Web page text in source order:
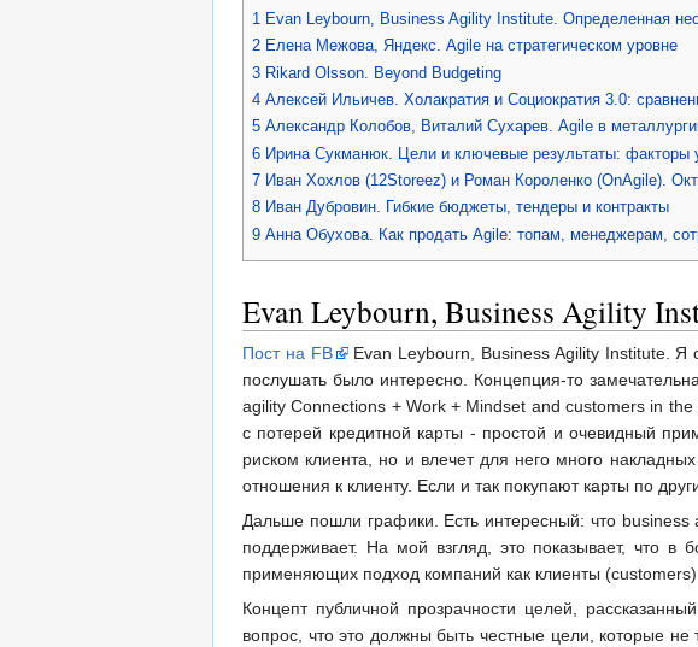
1 Evan Leybourn, Business Agility Institute. Определенная
2 Елена Межова, Яндекс. Agile на стратегическом уровне
3 Rikard Olsson. Beyond Budgeting
4 Алексей Ильичев. Холакратия и Социократия 3.0:
5 Александр Колобов, Виталий Сухарев. Agile в
6 Ирина Сукманюк. Цели и ключевые результаты: факторы
7 Иван Хохлов (12Storeez) и Роман Короленко (OnAgile).
8 Иван Дубровин. Гибкие бюджеты, тендеры и контракты
9 Анна Обухова. Как продать Agile: топам, менеджерам,
Evan Leybourn, Business Agility
Пост на FB
Evan Leybourn, Business Agility Institute. Я
послушать было интересно. Концепция-то
agility Connections + Work + Mindset and customers in
с потерей кредитной карты - простой и очевидный
риском клиента, но и влечет для него много
отношения к клиенту. Если и так покупают карты по
Дальше пошли графики. Есть интересный: что
поддерживает. На мой взгляд, это показывает, что в
применяющих подход компаний как клиенты
Концепт публичной прозрачности целей,
вопрос, что это должны быть честные цели, которые